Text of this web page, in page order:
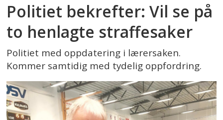
Politiet bekrefter: Vil se på
to henlagte straffesaker
Politiet med oppdatering i lærersaken.
Kommer samtidig med tydelig oppfordring.